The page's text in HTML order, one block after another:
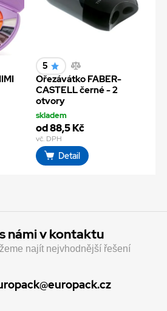
5
Ořezávátko FABER-
CASTELL černé - 2
otvory
skladem
od 88,5 Kč
vč. DPH
Detail
námi v kontaktu
najít nejvhodnější řešení